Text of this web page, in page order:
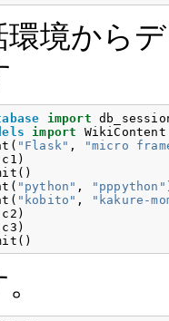
境から
import
import
WikiContent
( "Flask" ,
"micro
c1 )
()
( "python" , "pppython"
( "kobito" ,
"kakure-
c2 )
c3 )
()